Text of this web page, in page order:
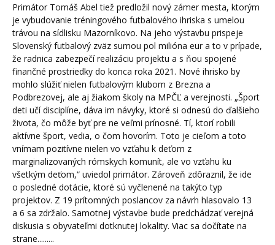
Primátor Tomáš Abel tiež predložil nový zámer mesta, ktorým
je vybudovanie tréningového futbalového ihriska s umelou
trávou na sídlisku Mazorníkovo. Na jeho výstavbu prispeje
Slovenský futbalový zväz sumou pol milióna eur a to v prípade,
že radnica zabezpečí realizáciu projektu a s ňou spojené
finančné prostriedky do konca roka 2021. Nové ihrisko by
mohlo slúžiť nielen futbalovým klubom z Brezna a
Podbrezovej, ale aj žiakom školy na MPČĽ a verejnosti. „Šport
deti učí disciplíne, dáva im návyky, ktoré si odnesú do ďalšieho
života, čo môže byť pre ne veľmi prínosné. Tí, ktorí robili
aktívne šport, vedia, o čom hovorím. Toto je cieľom a toto
vnímam pozitívne nielen vo vzťahu k deťom z
marginalizovaných rómskych komunít, ale vo vzťahu ku
všetkým deťom,“ uviedol primátor. Zároveň zdôraznil, že ide
o posledné dotácie, ktoré sú vyčlenené na takýto typ
projektov. Z 19 prítomných poslancov za návrh hlasovalo 13
a 6 sa zdržalo. Samotnej výstavbe bude predchádzať verejná
diskusia s obyvateľmi dotknutej lokality. Viac sa dočítate na
strane.........